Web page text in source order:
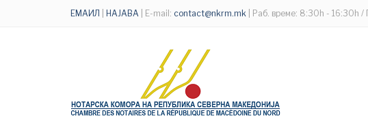
ЕМАИЛ НАЈАВА | E-mail: contact@nkrm.mk | Раб. време: 8:30h - 16:30h